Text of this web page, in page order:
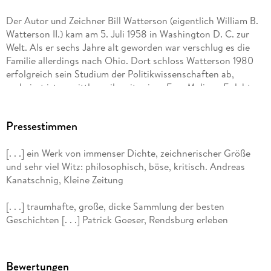
Der Autor und Zeichner Bill Watterson (eigentlich William B.
Watterson II.) kam am 5. Juli 1958 in Washington D. C. zur
Welt. Als er sechs Jahre alt geworden war verschlug es die
Familie allerdings nach Ohio. Dort schloss Watterson 1980
erfolgreich sein Studium der Politikwissenschaften ab,
verheirat ist er mittlerweile mit seiner Frau Melissa. Er lebt
angesehen zu werden. Seit Ende der 80er Jahre gibt der
auch nicht allzu viel über ihn selbst als Menschen bekannt:
Nur fünf Jahre nach seinem Studienabschluss veröffentlichte
Jahre lang zeichnete er die Abenteuer des kleinen Jungen
und dessen Kuscheltiger, bis er am 31. 12. 1995 auf eigenen
Schaffenszeit wurde sein Comicstrip weltweit in mehr als 2.
Pressestimmen
[. . .] ein Werk von immenser Dichte, zeichnerischer Größe
und sehr viel Witz: philosophisch, böse, kritisch. Andreas
Kanatschnig, Kleine Zeitung
[. . .] traumhafte, große, dicke Sammlung der besten
Geschichten [. . .] Patrick Goeser, Rendsburg erleben
Bewertungen